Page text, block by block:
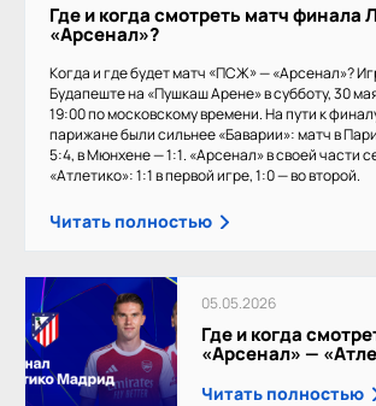
Где и когда смотреть матч
«Арсенал»?
Когда и где будет матч «ПСЖ» — «Арсенал»?
Будапеште на «Пушкаш Арене» в субботу, 30
19:00 по московскому времени. На пути к
парижане были сильнее «Баварии»: матч в
5:4, в Мюнхене — 1:1. «Арсенал» в своей части
«Атлетико»: 1:1 в первой игре, 1:0 — во второй.
Читать полностью
05.05.2026
Где и когда
«Арсенал» —
Читать полностью